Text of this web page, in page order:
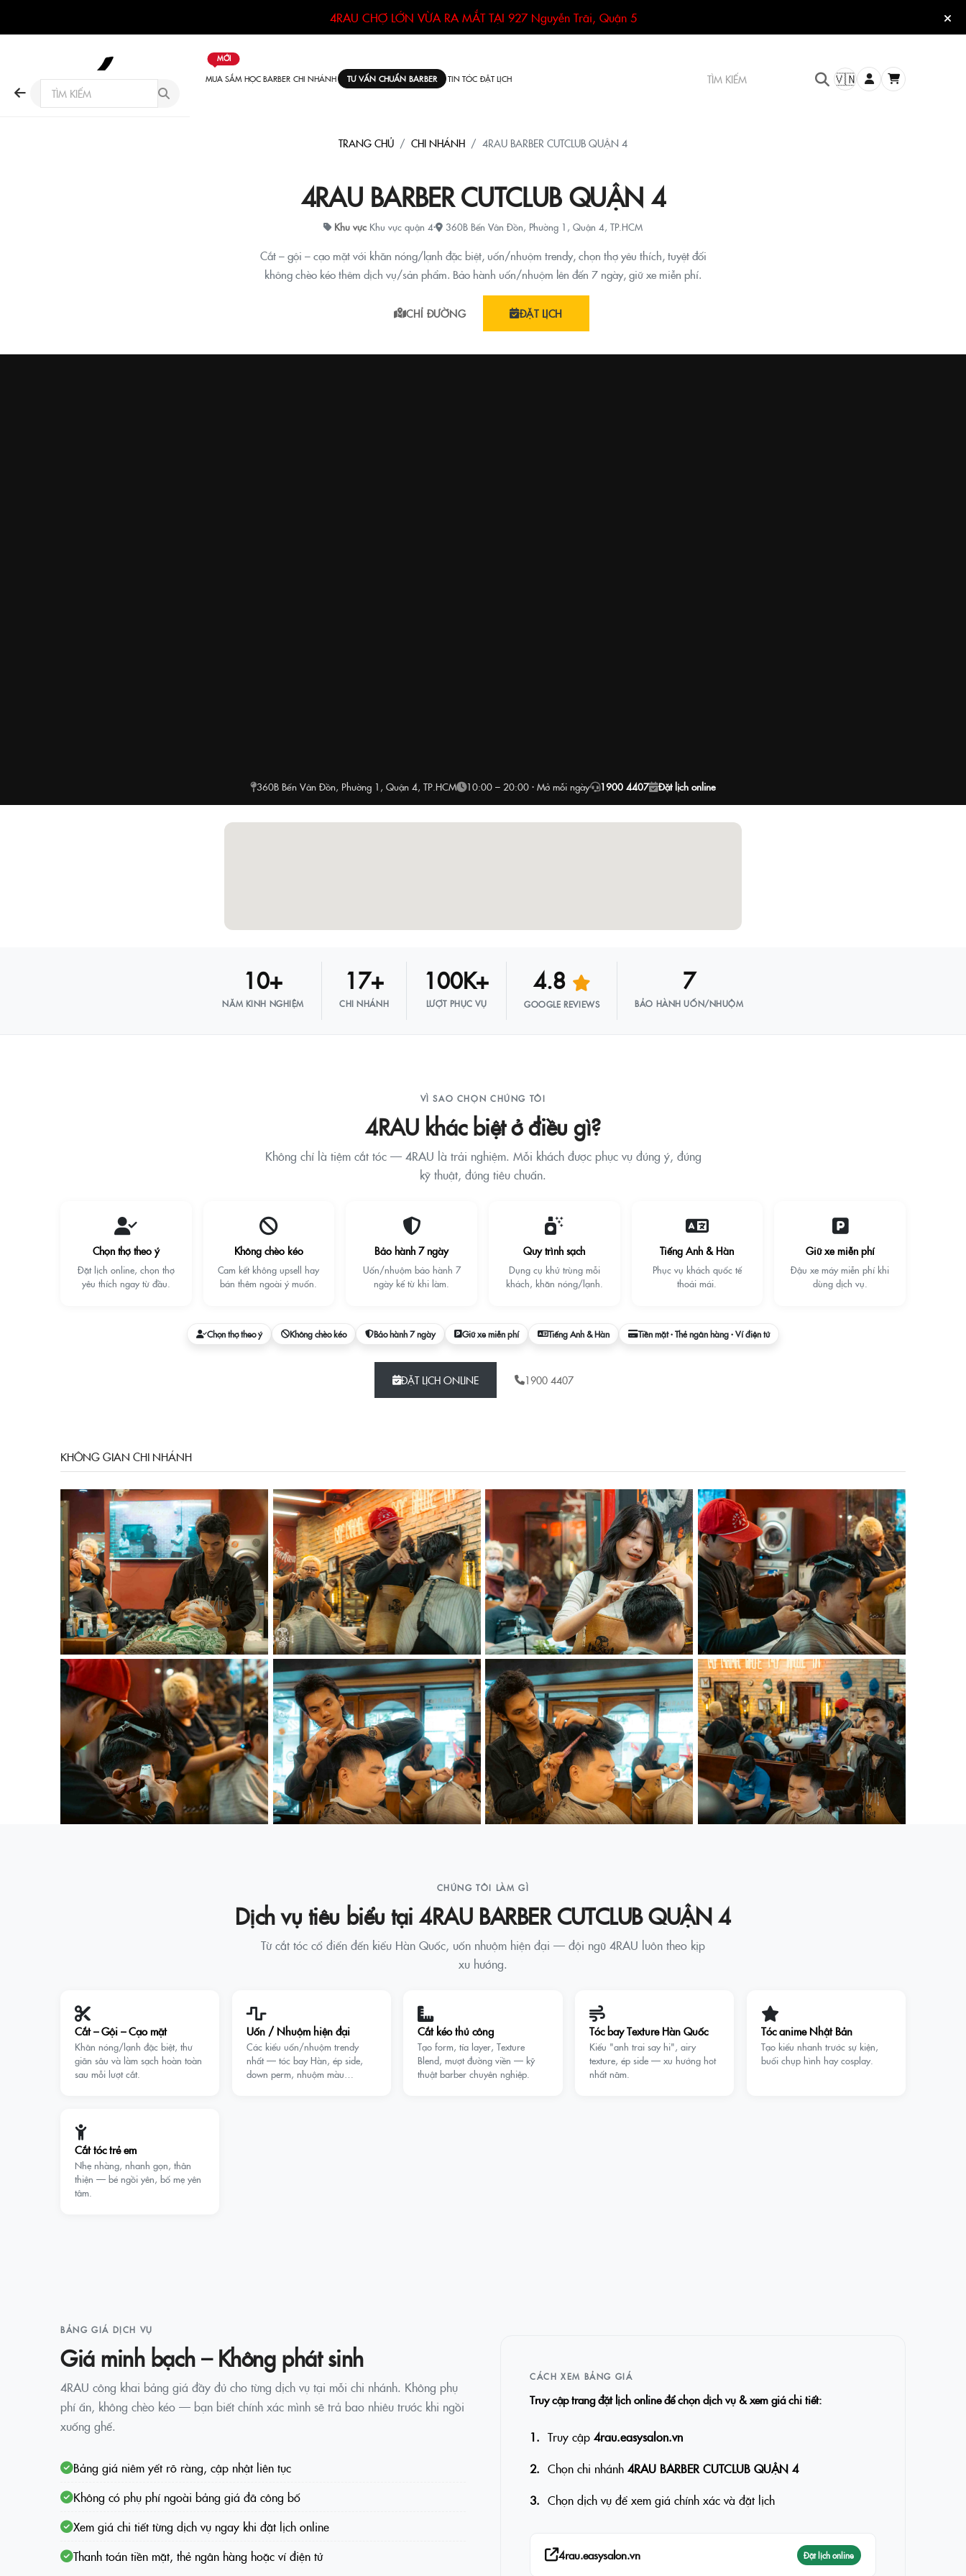
4RAU CHỢ LỚN VỪA RA MẮT TẠI 927 Nguyễn Trãi, Quận 5
MUA SẮM
MỚI
HỌC BARBER CHI NHÁNH TƯ VẤN CHUẨN BARBER TIN TÓC ĐẶT LỊCH 🇻🇳
TRANG CHỦ CHI NHÁNH 4RAU BARBER CUTCLUB QUẬN 4
4RAU BARBER CUTCLUB QUẬN 4
Khu vực Khu vực quận 4· 360B Bến Vân Đồn, Phường 1, Quận 4, TP.HCM
Cắt – gội – cạo mặt với khăn nóng/lạnh đặc biệt, uốn/nhuộm trendy, chọn thợ yêu thích, tuyệt đối
không chèo kéo thêm dịch vụ/sản phẩm. Bảo hành uốn/nhuộm lên đến 7 ngày, giữ xe miễn phí.
CHỈ ĐƯỜNG ĐẶT LỊCH
360B Bến Vân Đồn, Phường 1, Quận 4, TP.HCM 10:00 – 20:00 · Mở mỗi ngày 1900 4407 Đặt lịch online
10+
NĂM KINH NGHIỆM
17+
CHI NHÁNH
100K+
LƯỢT PHỤC VỤ
4.8
GOOGLE REVIEWS
7
BẢO HÀNH UỐN/NHUỘM
VÌ SAO CHỌN CHÚNG TÔI
4RAU khác biệt ở điều gì?
Không chỉ là tiệm cắt tóc — 4RAU là trải nghiệm. Mỗi khách được phục vụ đúng ý, đúng
kỹ thuật, đúng tiêu chuẩn.
Chọn thợ theo ý
Đặt lịch online, chọn thợ
yêu thích ngay từ đầu.
Không chèo kéo
Cam kết không upsell hay
bán thêm ngoài ý muốn.
Bảo hành 7 ngày
Uốn/nhuộm bảo hành 7
ngày kể từ khi làm.
Quy trình sạch
Dụng cụ khử trùng mỗi
khách, khăn nóng/lạnh.
Tiếng Anh & Hàn
Phục vụ khách quốc tế
thoải mái.
Giữ xe miễn phí
Đậu xe máy miễn phí khi
dùng dịch vụ.
Chọn thợ theo ý Không chèo kéo Bảo hành 7 ngày Giữ xe miễn phí Tiếng Anh & Hàn Tiền mặt · Thẻ ngân hàng · Ví điện tử
ĐẶT LỊCH ONLINE 1900 4407
KHÔNG GIAN CHI NHÁNH
CHÚNG TÔI LÀM GÌ
Dịch vụ tiêu biểu tại 4RAU BARBER CUTCLUB QUẬN 4
Từ cắt tóc cổ điển đến kiểu Hàn Quốc, uốn nhuộm hiện đại — đội ngũ 4RAU luôn theo kịp
xu hướng.
Cắt – Gội – Cạo mặt
Khăn nóng/lạnh đặc biệt, thư
giãn sâu và làm sạch hoàn toàn
sau mỗi lượt cắt.
Uốn / Nhuộm hiện đại
Các kiểu uốn/nhuộm trendy
nhất — tóc bay Hàn, ép side,
down perm, nhuộm màu…
Cắt kéo thủ công
Tạo form, tỉa layer, Texture
Blend, mượt đường viền — kỹ
thuật barber chuyên nghiệp.
Tóc bay Texture Hàn Quốc
Kiểu "anh trai say hi", airy
texture, ép side — xu hướng hot
nhất năm.
Tóc anime Nhật Bản
Tạo kiểu nhanh trước sự kiện,
buổi chụp hình hay cosplay.
Cắt tóc trẻ em
Nhẹ nhàng, nhanh gọn, thân
thiện — bé ngồi yên, bố mẹ yên
tâm.
BẢNG GIÁ DỊCH VỤ
Giá minh bạch – Không phát sinh
4RAU công khai bảng giá đầy đủ cho từng dịch vụ tại mỗi chi nhánh. Không phụ
phí ẩn, không chèo kéo — bạn biết chính xác mình sẽ trả bao nhiêu trước khi ngồi
xuống ghế.
Bảng giá niêm yết rõ ràng, cập nhật liên tục
Không có phụ phí ngoài bảng giá đã công bố
Xem giá chi tiết từng dịch vụ ngay khi đặt lịch online
Thanh toán tiền mặt, thẻ ngân hàng hoặc ví điện tử
CÁCH XEM BẢNG GIÁ
Truy cập trang đặt lịch online để chọn dịch vụ & xem giá chi tiết:
Truy cập4rau.easysalon.vn
Chọn chi nhánh4RAU BARBER CUTCLUB QUẬN 4
Chọn dịch vụ để xem giá chính xác và đặt lịch
4rau.easysalon.vn Đặt lịch online